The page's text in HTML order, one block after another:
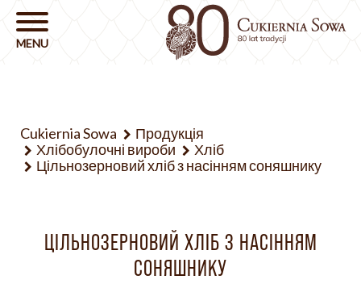
Cukiernia Sowa
Продукція
Хлібобулочні вироби
Хліб
Цільнозерновий хліб з насінням соняшнику
ЦІЛЬНОЗЕРНОВИЙ ХЛІБ З НАСІННЯМ
СОНЯШНИКУ